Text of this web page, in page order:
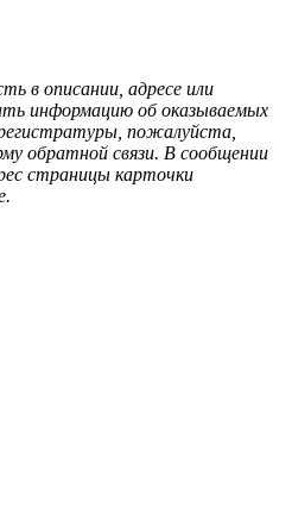
в описании, адресе или
информацию об оказываемых
пожалуйста,
обратной связи. В сообщении
страницы карточки